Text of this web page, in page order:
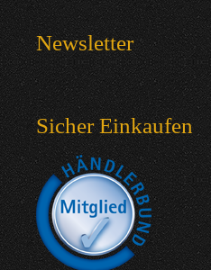
Newsletter
Sicher Einkaufen